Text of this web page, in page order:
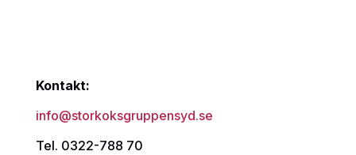
Kontakt:
info@storkoksgruppensyd.se
Tel. 0322-788 70